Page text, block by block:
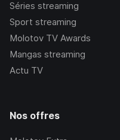
Séries streaming
Sport streaming
Molotov TV Awards
Mangas streaming
Actu TV
Nos offres